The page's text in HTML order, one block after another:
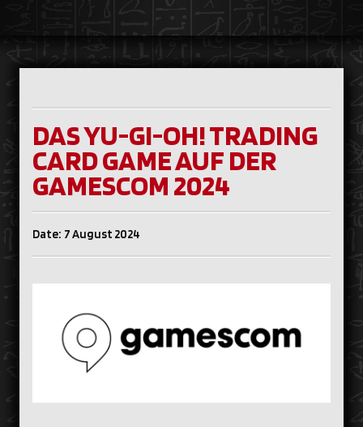
DAS YU-GI-OH! TRADING
CARD GAME AUF DER
GAMESCOM 2024
Date: 7 August 2024